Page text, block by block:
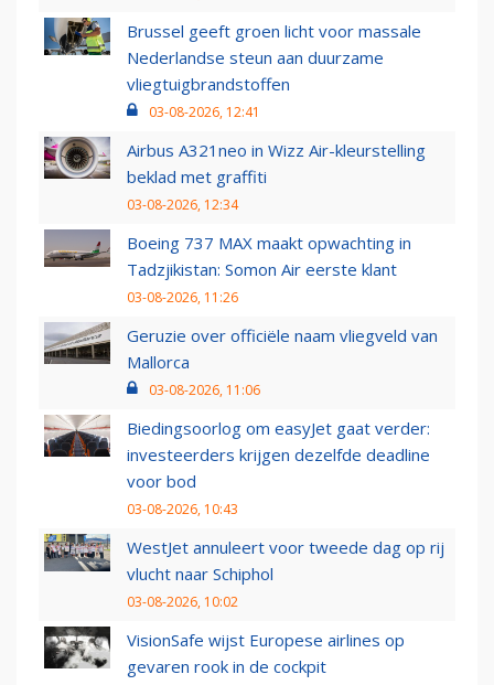
Brussel geeft groen licht voor massale
Nederlandse steun aan duurzame
vliegtuigbrandstoffen
03-08-2026, 12:41
Airbus A321neo in Wizz Air-kleurstelling
beklad met graffiti
03-08-2026, 12:34
Boeing 737 MAX maakt opwachting in
Tadzjikistan: Somon Air eerste klant
03-08-2026, 11:26
Geruzie over officiële naam vliegveld van
Mallorca
03-08-2026, 11:06
Biedingsoorlog om easyJet gaat verder:
investeerders krijgen dezelfde deadline
voor bod
03-08-2026, 10:43
WestJet annuleert voor tweede dag op rij
vlucht naar Schiphol
03-08-2026, 10:02
VisionSafe wijst Europese airlines op
gevaren rook in de cockpit